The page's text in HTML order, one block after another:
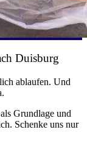
Duisburg
ablaufen. Und
Grundlage und
Schenke uns nur